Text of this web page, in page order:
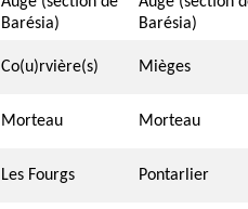
Barésia)
Barésia)
Co(u)rvière(s) Mièges
Morteau Morteau
Les Fourgs Pontarlier